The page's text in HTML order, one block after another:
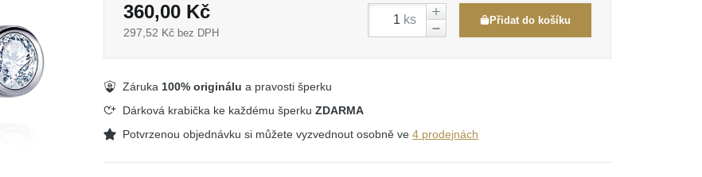
360,00 Kč
297,52 Kč bez DPH
ks Přidat do košíku
Záruka 100% originálu a pravosti šperku
Dárková krabička ke každému šperkuZDARMA
Potvrzenou objednávku si můžete vyzvednout osobně ve4 prodejnách